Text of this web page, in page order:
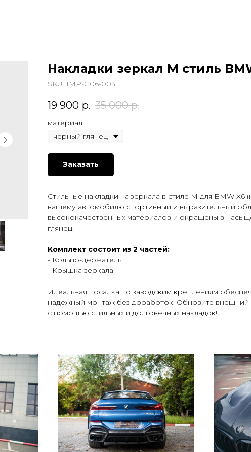
Накладки зеркал M стиль
SKU: IMP-G06-004
19 900 р. 35 000 р.
материал
Заказать
Стильные накладки на зеркала в стиле M для BMW X6
вашему автомобилю спортивный и выразительный
высококачественных материалов и окрашены в
глянец.
Комплект состоит из 2 частей:
- Кольцо-держатель
- Крышка зеркала
Идеальная посадка по заводским креплениям
надежный монтаж без доработок. Обновите внешний
с помощью стильных и долговечных накладок!